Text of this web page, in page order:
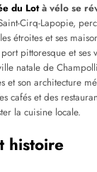
du Lotà vélo se
Cirq-Lapopie,
étroites et ses
pittoresque et ses
natale de
et son architecture
cafés et des
la cuisine locale.
histoire